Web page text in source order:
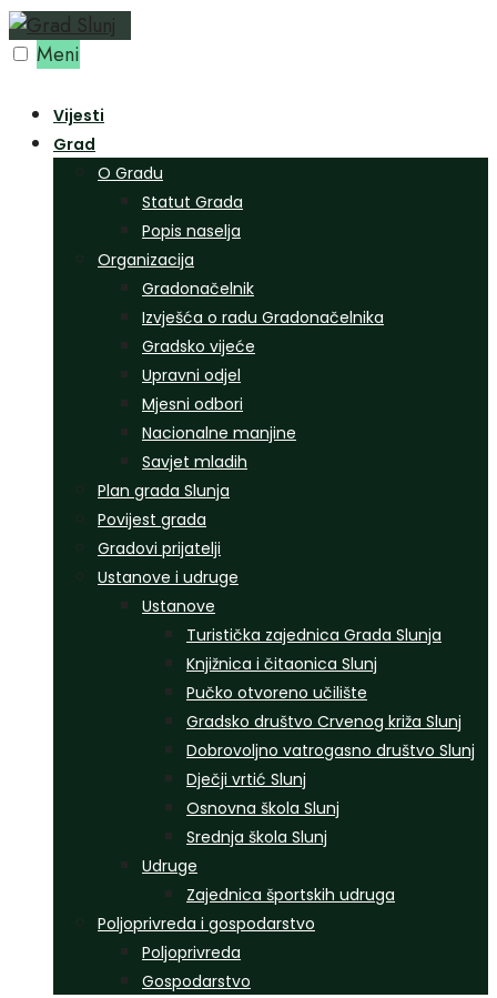
Preskoči
na Meni
Vijesti
Grad
O Gradu
Statut Grada
Popis naselja
Organizacija
Gradonačelnik
Izvješća o radu Gradonačelnika
Gradsko vijeće
Upravni odjel
Mjesni odbori
Nacionalne manjine
Savjet mladih
Plan grada Slunja
Povijest grada
Gradovi prijatelji
Ustanove i udruge
Ustanove
Turistička zajednica Grada Slunja
Knjižnica i čitaonica Slunj
Pučko otvoreno učilište
Gradsko društvo Crvenog križa Slunj
Dobrovoljno vatrogasno društvo Slunj
Dječji vrtić Slunj
Osnovna škola Slunj
Srednja škola Slunj
Udruge
Zajednica športskih udruga
Poljoprivreda i gospodarstvo
Poljoprivreda
Gospodarstvo